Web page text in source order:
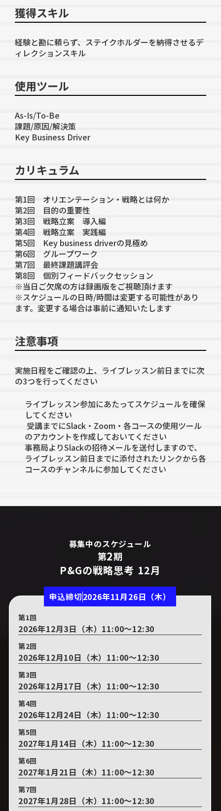
獲得スキル
経験と勘に頼らず、ステイクホルダーを納得させるデ
ィレクションスキル
使用ツール
As-Is/To-Be
課題/原因/解決策
Key Business Driver
カリキュラム
第1回 オリエンテーション・戦略とは何か
第2回 目的の重要性
第3回 戦略立案 導入編
第4回 戦略立案 実践編
第5回 Key business driverの見極め
第6回 グループワーク
第7回 最終課題講評会
第8回 個別フィードバックセッション
※当日ご欠席の方は録画版をご視聴頂けます
※スケジュールの日時/時間は変更する可能性があり
ます。変更する場合は事前に通知いたします
注意事項
実施日程をご確認の上、ライブレッスン前日までに次
の3つを行ってください
ライブレッスン参加にあたってスケジュールを確保
してください
受講までにSlack・Zoom・各コースの使用ツール
のアカウントを作成しておいてください
事務局よりSlackの招待メールを送付しますので、
ライブレッスン前日までに添付されたリンクから各
コースのチャンネルに参加してください
募集中のスケジュール
第2期
P&Gの戦略思考 12月
申込締切2026年11月26日（木）
第1回
2026年12月3日（木）11:00～12:30
第2回
2026年12月10日（木）11:00～12:30
第3回
2026年12月17日（木）11:00～12:30
第4回
2026年12月24日（木）11:00～12:30
第5回
2027年1月14日（木）11:00～12:30
第6回
2027年1月21日（木）11:00～12:30
第7回
2027年1月28日（木）11:00～12:30